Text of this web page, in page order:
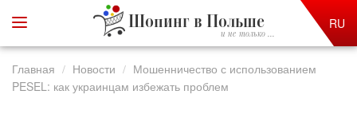
Шопинг в Польше
и не только ...
RU
Главная Новости
Мошенничество с использованием
PESEL: как украинцам избежать проблем